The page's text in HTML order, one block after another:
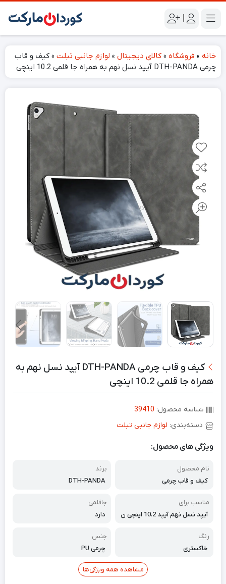
|
خانه » فروشگاه » کالای دیجیتال » لوازم جانبی تبلت » کیف و قاب
چرمی DTH-PANDA آیپد نسل نهم به همراه جا قلمی 10.2 اینچی
کیف و قاب چرمی DTH-PANDA آیپد نسل نهم به
همراه جا قلمی 10.2 اینچی
شناسه محصول: 39410
دسته‌بندی: لوازم جانبی تبلت
ویژگی های محصول:
نام محصول
کیف و قاب چرمی
برند
DTH-PANDA
مناسب برای
آیپد نسل نهم آیپد 10.2 اینچی ن
21/2020/2019
جاقلمی
دارد
رنگ
خاکستری
جنس
چرمی PU
مشاهده همه ویژگی‌ها